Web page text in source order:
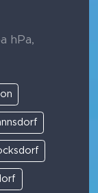
hPa,